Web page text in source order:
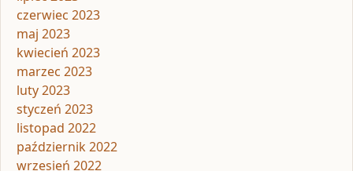
czerwiec 2023
maj 2023
kwiecień 2023
marzec 2023
luty 2023
styczeń 2023
listopad 2022
październik 2022
wrzesień 2022